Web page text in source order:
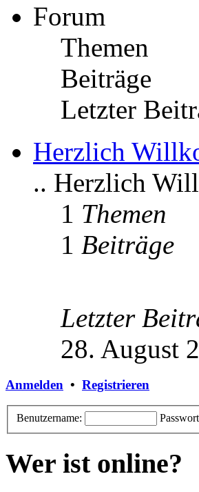
Forum
Themen
Beiträge
Letzter
Herzlich
.. Herzlich
1 Themen
1 Beiträge
Letzter
28. August
Anmelden • Registrieren
Benutzername:
Wer ist online?